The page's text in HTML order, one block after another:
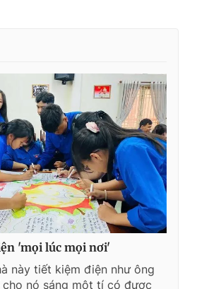
'mọi lúc mọi nơi'
này tiết kiệm điện như ông
nó sáng một tí có được